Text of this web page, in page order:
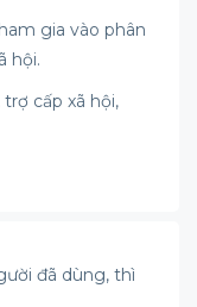
gia vào phân
hội.
cấp xã hội,
đã dùng, thì